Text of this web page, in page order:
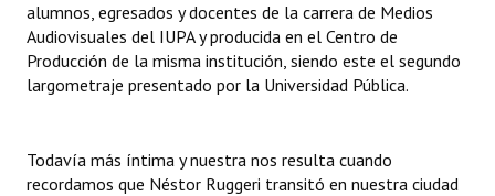
Antiguos Pobladores - Registro
Reconocimientos - Registro
Entrega de distinciones
alumnos, egresados y docentes de la carrera de Medios
Audiovisuales del IUPA y producida en el Centro de
Producción de la misma institución, siendo este el segundo
largometraje presentado por la Universidad Pública.
Todavía más íntima y nuestra nos resulta cuando
recordamos que Néstor Ruggeri transitó en nuestra ciudad